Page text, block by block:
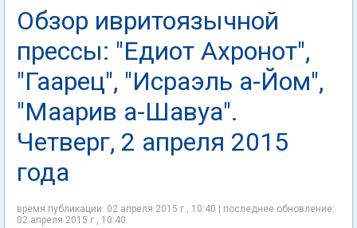
Обзор ивритоязычной
прессы: "Едиот Ахронот",
"Гаарец", "Исраэль а-Йом",
"Маарив а-Шавуа".
Четверг, 2 апреля 2015
года
время публикации: 02 апреля 2015 г., 10:40 | последнее обновление:
02 апреля 2015 г., 10:40